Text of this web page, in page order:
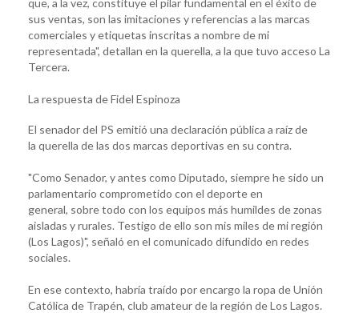
sus ventas, son las imitaciones y referencias a las marcas
comerciales y etiquetas inscritas a nombre de mi
representada", detallan en la querella, a la que tuvo acceso La
Tercera.
La respuesta de Fidel Espinoza
El senador del PS emitió una declaración pública a raíz de
la querella de las dos marcas deportivas en su contra.
"Como Senador, y antes como Diputado, siempre he sido un
parlamentario comprometido con el deporte en
general, sobre todo con los equipos más humildes de zonas
aisladas y rurales. Testigo de ello son mis miles de mi región
(Los Lagos)", señaló en el comunicado difundido en redes
sociales.
En ese contexto, habría traído por encargo la ropa de Unión
Católica de Trapén, club amateur de la región de Los Lagos.